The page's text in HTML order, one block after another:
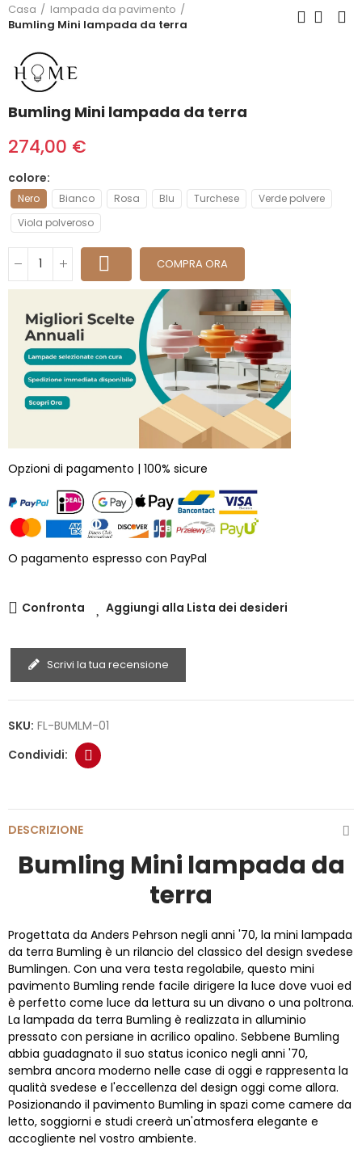
Casa
lampada da pavimento
Bumling Mini lampada da terra
Bumling Mini lampada da terra
274,00 €
colore
Nero Bianco Rosa Blu Turchese
Verde polvere
Viola polveroso
COMPRA ORA
Opzioni di pagamento | 100% sicure
O pagamento espresso con PayPal
Confronta Aggiungi alla Lista dei desideri
Scrivi la tua recensione
SKU: FL-BUMLM-01
DESCRIZIONE
Bumling Mini lampada da
terra
Progettata da Anders Pehrson negli anni '70, la mini lampada
da terra Bumling è un rilancio del classico del design svedese
Bumlingen. Con una vera testa regolabile, questo mini
pavimento Bumling rende facile dirigere la luce dove vuoi ed
è perfetto come luce da lettura su un divano o una poltrona.
La lampada da terra Bumling è realizzata in alluminio
pressato con persiane in acrilico opalino. Sebbene Bumling
abbia guadagnato il suo status iconico negli anni '70,
sembra ancora moderno nelle case di oggi e rappresenta la
qualità svedese e l'eccellenza del design oggi come allora.
Posizionando il pavimento Bumling in spazi come camere da
letto, soggiorni e studi creerà un'atmosfera elegante e
accogliente nel vostro ambiente.